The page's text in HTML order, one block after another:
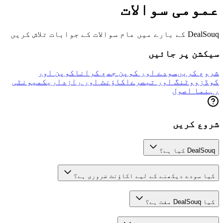
عمومی سوالات
DealSouq کے بارے میں عام سوالات کے جوابات تلاش کریں
سیکشن پر جائیں
شروع کریںسودے اور کوپن جمع کرانا کوپن اور
کوڈز ووٹنگ اور تبصرے اکاؤنٹ اور رازداری کمیونٹی
رہنما اصول
شروع کریں
DealSouq کیا ہے؟
کیا سودے دیکھنے کے لیے اکاؤنٹ ضروری ہے؟
کیا DealSouq مفت ہے؟